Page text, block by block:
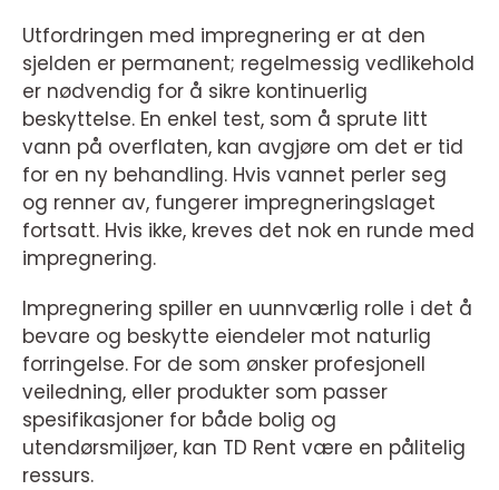
Utfordringen med impregnering er at den
sjelden er permanent; regelmessig vedlikehold
er nødvendig for å sikre kontinuerlig
beskyttelse. En enkel test, som å sprute litt
vann på overflaten, kan avgjøre om det er tid
for en ny behandling. Hvis vannet perler seg
og renner av, fungerer impregneringslaget
fortsatt. Hvis ikke, kreves det nok en runde med
impregnering.
Impregnering spiller en uunnværlig rolle i det å
bevare og beskytte eiendeler mot naturlig
forringelse. For de som ønsker profesjonell
veiledning, eller produkter som passer
spesifikasjoner for både bolig og
utendørsmiljøer, kan TD Rent være en pålitelig
ressurs.